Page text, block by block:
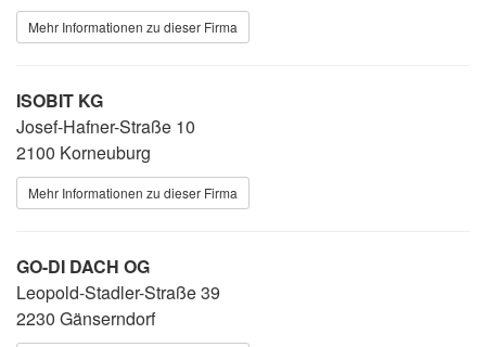
Mehr Informationen zu dieser Firma
ISOBIT KG
Josef-Hafner-Straße 10
2100 Korneuburg
Mehr Informationen zu dieser Firma
GO-DI DACH OG
Leopold-Stadler-Straße 39
2230 Gänserndorf